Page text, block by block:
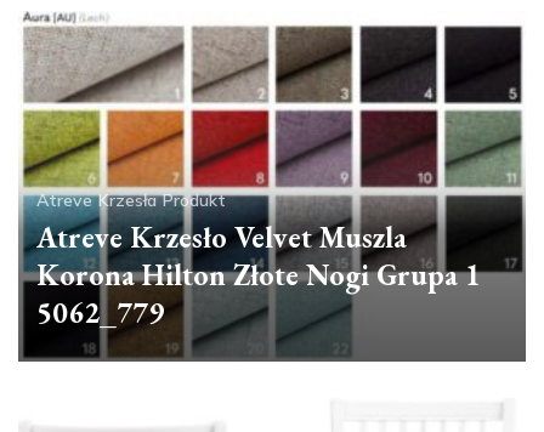
Atreve Krzesła Produkt
Atreve Krzesło Velvet Muszla
Korona Hilton Złote Nogi Grupa 1
5062_779